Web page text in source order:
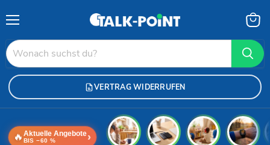
VERTRAG WIDERRUFEN
🔥 Aktuelle Angebote
BIS −60 % ›